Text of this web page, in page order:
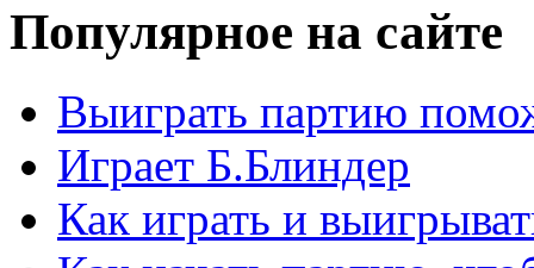
Популярное на сайте
Выиграть партию
Играет Б.Блиндер
Как играть и